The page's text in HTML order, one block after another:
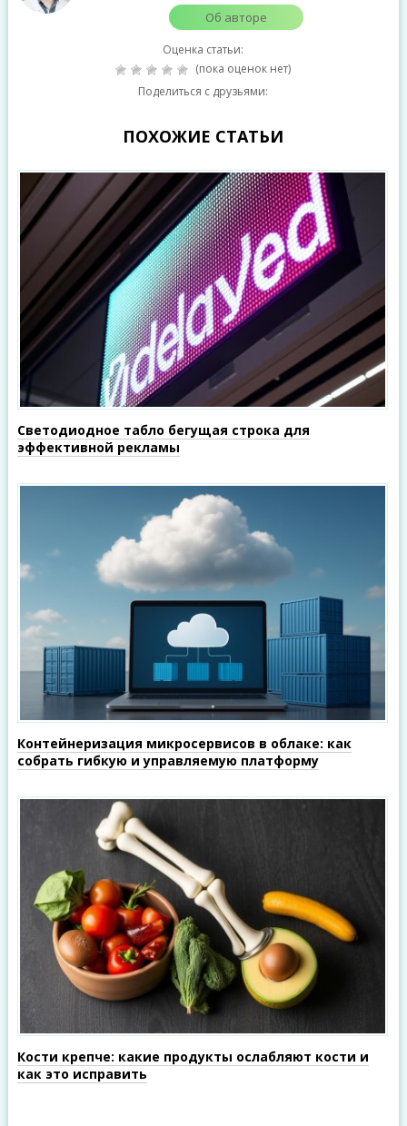
Об авторе
Оценка статьи:
(пока оценок нет)
Поделиться с друзьями:
ПОХОЖИЕ СТАТЬИ
Светодиодное табло бегущая строка для
эффективной рекламы
Контейнеризация микросервисов в облаке: как
собрать гибкую и управляемую платформу
Кости крепче: какие продукты ослабляют кости и
как это исправить